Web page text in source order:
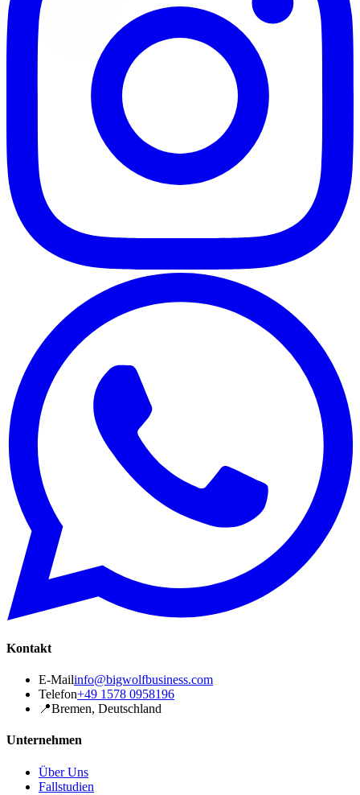
Kontakt
E-Mailinfo@bigwolfbusiness.com
Telefon+49 1578 0958196
📍Bremen, Deutschland
Unternehmen
Über Uns
Fallstudien